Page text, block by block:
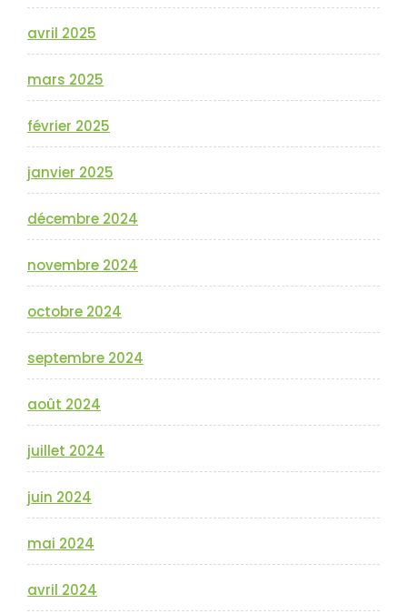
avril 2025
mars 2025
février 2025
janvier 2025
décembre 2024
novembre 2024
octobre 2024
septembre 2024
août 2024
juillet 2024
juin 2024
mai 2024
avril 2024